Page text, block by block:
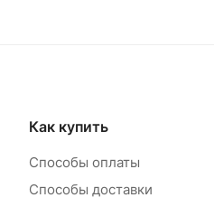
Как купить
Способы оплаты
Способы доставки